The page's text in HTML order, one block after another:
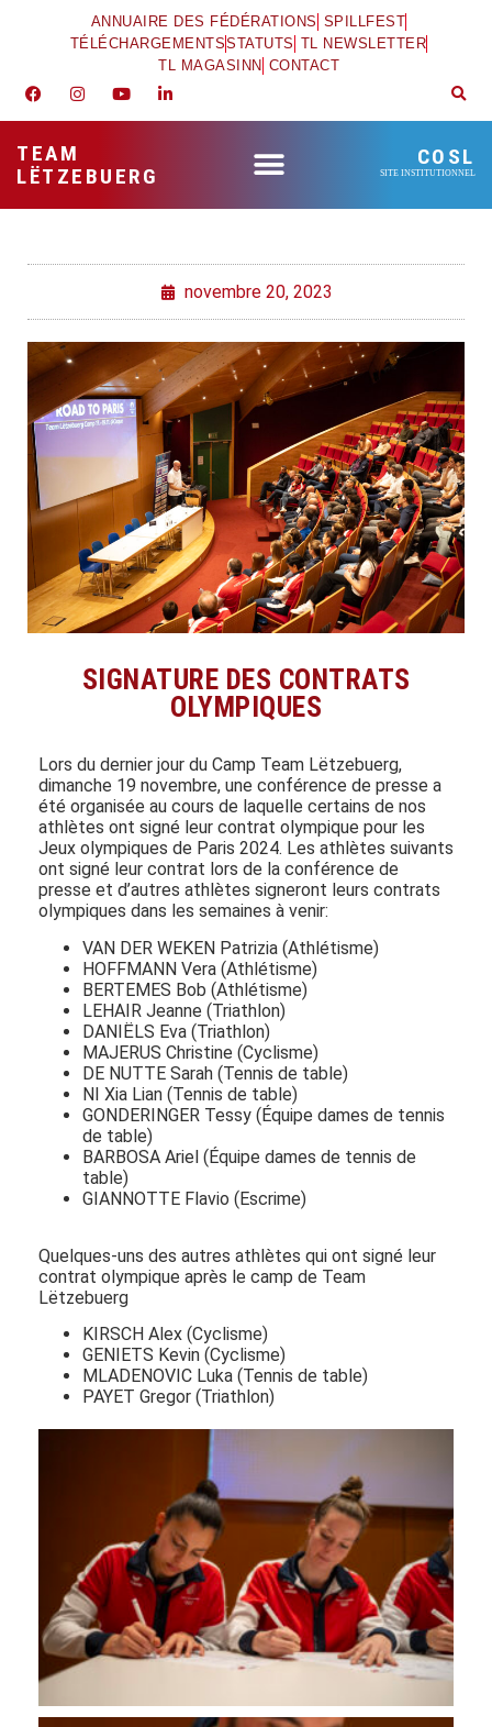
ANNUAIRE DES FÉDÉRATIONS SPILLFEST
TÉLÉCHARGEMENTSSTATUTS TL NEWSLETTER
TL MAGASINN CONTACT
TEAM
LËTZEBUERG
COSL
SITE INSTITUTIONNEL
novembre 20, 2023
SIGNATURE DES CONTRATS
OLYMPIQUES
Lors du dernier jour du Camp Team Lëtzebuerg,
dimanche 19 novembre, une conférence de presse a
été organisée au cours de laquelle certains de nos
athlètes ont signé leur contrat olympique pour les
Jeux olympiques de Paris 2024. Les athlètes suivants
ont signé leur contrat lors de la conférence de
presse et d’autres athlètes signeront leurs contrats
olympiques dans les semaines à venir:
VAN DER WEKEN Patrizia (Athlétisme)
HOFFMANN Vera (Athlétisme)
BERTEMES Bob (Athlétisme)
LEHAIR Jeanne (Triathlon)
DANIËLS Eva (Triathlon)
MAJERUS Christine (Cyclisme)
DE NUTTE Sarah (Tennis de table)
NI Xia Lian (Tennis de table)
GONDERINGER Tessy (Équipe dames de tennis
de table)
BARBOSA Ariel (Équipe dames de tennis de
table)
GIANNOTTE Flavio (Escrime)
Quelques-uns des autres athlètes qui ont signé leur
contrat olympique après le camp de Team
Lëtzebuerg
KIRSCH Alex (Cyclisme)
GENIETS Kevin (Cyclisme)
MLADENOVIC Luka (Tennis de table)
PAYET Gregor (Triathlon)